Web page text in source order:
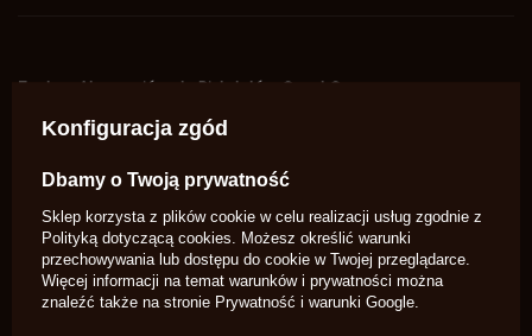
Zestaw Akcesoriów do Pistoletów Great Gun
Przedstawiamy kompletny zestaw akcesoriów dla
zaprojektowany tak, aby dostosować się do różnych długości
Poniższe akcesoria pomogą utrzymać broń w doskonałym
stanie oraz zapewnią niezbędne wyposażenie do jej ładowania
i czyszczenia. Proszę pamiętać, że zestaw nie zawiera prochu,
który należy nabyć osobno.
Konfiguracja zgód
Dbamy o Twoją prywatność
Sklep korzysta z plików cookie w celu realizacji usług zgodnie z
Polityką dotyczącą cookies. Możesz określić warunki
przechowywania lub dostępu do cookie w Twojej przeglądarce.
Więcej informacji na temat warunków i prywatności można
znaleźć także na stronie Prywatność i warunki Google.